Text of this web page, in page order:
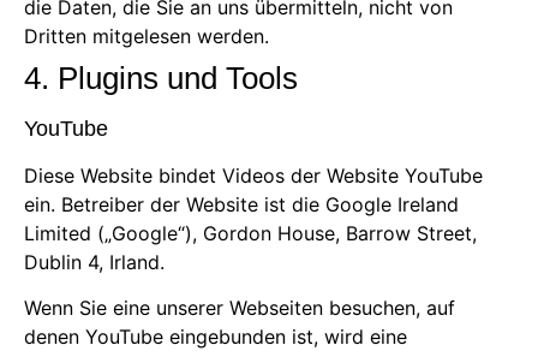
die Daten, die Sie an uns übermitteln, nicht von
Dritten mitgelesen werden.
4. Plugins und Tools
YouTube
Diese Website bindet Videos der Website YouTube
ein. Betreiber der Website ist die Google Ireland
Limited („Google“), Gordon House, Barrow Street,
Dublin 4, Irland.
Wenn Sie eine unserer Webseiten besuchen, auf
denen YouTube eingebunden ist, wird eine